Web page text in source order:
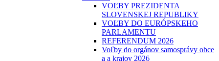
VOĽBY PREZIDENTA
SLOVENSKEJ REPUBLIKY
VOĽBY DO EURÓPSKEHO
PARLAMENTU
REFERENDUM 2026
Voľby do orgánov samosprávy obce
a a krajov 2026